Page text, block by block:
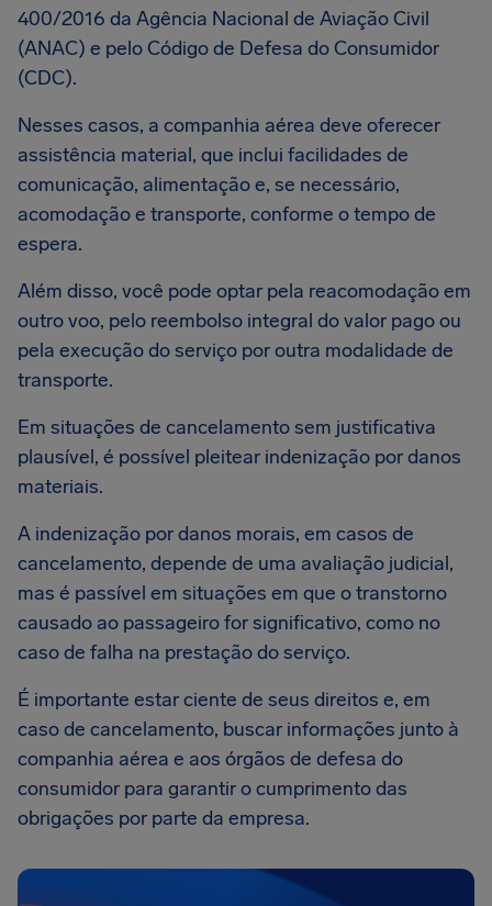
400/2016 da Agência Nacional de Aviação Civil
(ANAC) e pelo Código de Defesa do Consumidor
(CDC).
Nesses casos, a companhia aérea deve oferecer
assistência material, que inclui facilidades de
comunicação, alimentação e, se necessário,
acomodação e transporte, conforme o tempo de
espera.
Além disso, você pode optar pela reacomodação em
outro voo, pelo reembolso integral do valor pago ou
pela execução do serviço por outra modalidade de
transporte.
Em situações de cancelamento sem justificativa
plausível, é possível pleitear indenização por danos
materiais.
A indenização por danos morais, em casos de
cancelamento, depende de uma avaliação judicial,
mas é passível em situações em que o transtorno
causado ao passageiro for significativo, como no
caso de falha na prestação do serviço.
É importante estar ciente de seus direitos e, em
caso de cancelamento, buscar informações junto à
companhia aérea e aos órgãos de defesa do
consumidor para garantir o cumprimento das
obrigações por parte da empresa.